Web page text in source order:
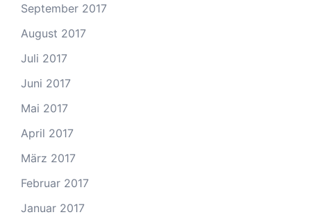
September 2017
August 2017
Juli 2017
Juni 2017
Mai 2017
April 2017
März 2017
Februar 2017
Januar 2017